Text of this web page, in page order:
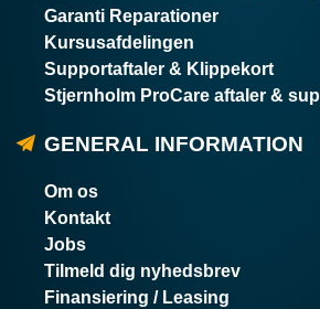
Garanti Reparationer
Kursusafdelingen
Supportaftaler & Klippekort
Stjernholm ProCare aftaler &
GENERAL INFORMATION
Om os
Kontakt
Jobs
Tilmeld dig nyhedsbrev
Finansiering / Leasing